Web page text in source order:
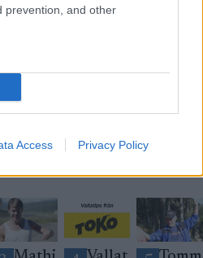
prevention, and other
Access Privacy Policy
vårt nyhetsbrev
Prenumerera